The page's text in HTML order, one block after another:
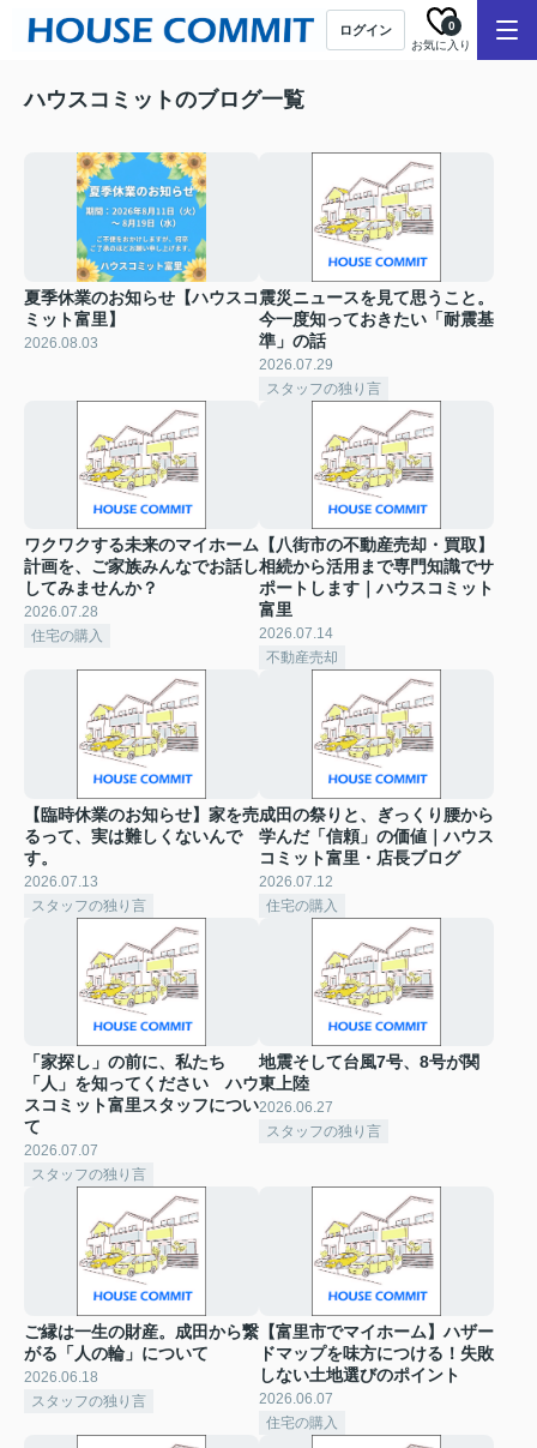
ログイン
お気に入り
0
ハウスコミットのブログ一覧
夏季休業のお知らせ【ハウスコ
ミット富里】
2026.08.03
震災ニュースを見て思うこと。
今一度知っておきたい「耐震基
準」の話
2026.07.29
スタッフの独り言
ワクワクする未来のマイホーム
計画を、ご家族みんなでお話し
してみませんか？
2026.07.28
住宅の購入
【八街市の不動産売却・買取】
相続から活用まで専門知識でサ
ポートします｜ハウスコミット
富里
2026.07.14
不動産売却
【臨時休業のお知らせ】家を売
るって、実は難しくないんで
す。
2026.07.13
スタッフの独り言
成田の祭りと、ぎっくり腰から
学んだ「信頼」の価値｜ハウス
コミット富里・店長ブログ
2026.07.12
住宅の購入
「家探し」の前に、私たち
「人」を知ってください ハウ
スコミット富里スタッフについ
て
2026.07.07
スタッフの独り言
地震そして台風7号、8号が関
東上陸
2026.06.27
スタッフの独り言
ご縁は一生の財産。成田から繋
がる「人の輪」について
2026.06.18
スタッフの独り言
【富里市でマイホーム】ハザー
ドマップを味方につける！失敗
しない土地選びのポイント
2026.06.07
住宅の購入